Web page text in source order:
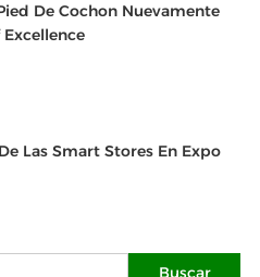
De Cochon Nuevamente
Las Smart Stores En Expo
Buscar: